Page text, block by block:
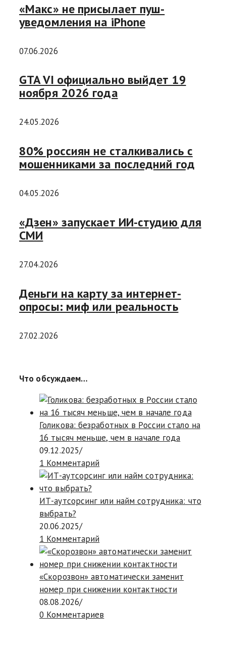
«Макс» не присылает пуш-
уведомления на iPhone
07.06.2026
GTA VI официально выйдет 19
ноября 2026 года
24.05.2026
80% россиян не сталкивались с
мошенниками за последний год
04.05.2026
«Дзен» запускает ИИ-студию для
СМИ
27.04.2026
Деньги на карту за интернет-
опросы: миф или реальность
27.02.2026
Что обсуждаем…
Голикова: безработных в России стало на
16 тысяч меньше, чем в начале года
09.12.2025/
1 Комментарий
ИТ-аутсорсинг или найм сотрудника: что
выбрать?
20.06.2025/
1 Комментарий
«Скорозвон» автоматически заменит
номер при снижении контактности
08.08.2026/
0 Комментариев